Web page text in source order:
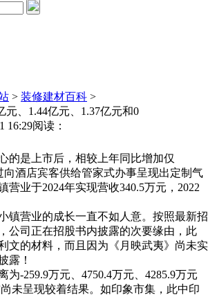
> 装修建材百科 >
元、1.44亿元、1.37亿元和0
16:29阅读：
是上市后，相较上年同比增加仅
向酒店宾客供给管家式办事呈现出定制气
营业于2024年实现营收340.5万元，2022
营业的成长一直不如人意。按照最新招
公司正在招股书内披露的次要缘由，此
文的材料，而且因为《月映武夷》尚未实
露！
-259.9万元、4750.4万元、4285.9万元
未呈现较着结果。如印象市集，此中印